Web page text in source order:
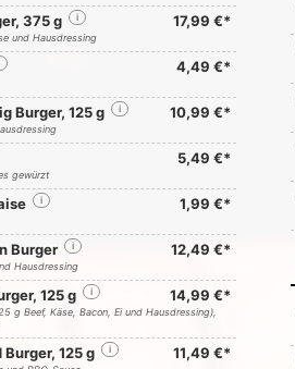
375 g i 17,99 €*
und Hausdressing
4,49 €*
Burger, 125 g i 10,99 €*
5,49 €*
gewürzt
i 1,99 €*
Burger i 12,49 €*
Hausdressing
125 g i 14,99 €*
g Beef, Käse, Bacon, Ei und Hausdressing),
125 g i 11,49 €*